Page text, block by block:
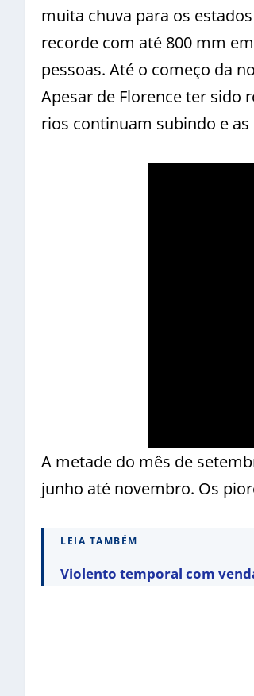
muita chuva para os
recorde com até 800 mm
pessoas. Até o começo da
Apesar de Florence ter sido
rios continuam subindo e
A metade do mês de
junho até novembro. Os
LEIA TAMBÉM
Violento temporal com